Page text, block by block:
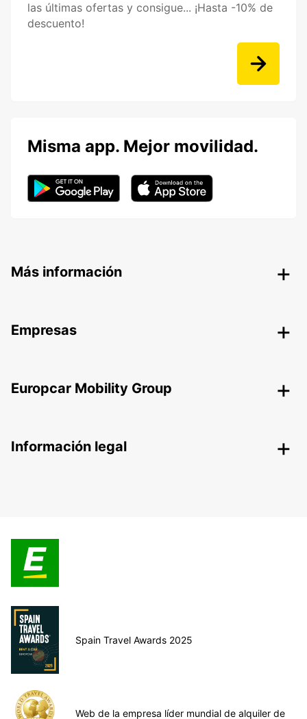
las últimas ofertas y consigue... ¡Hasta -10% de
descuento!
Misma app. Mejor movilidad.
Más información
Empresas
Europcar Mobility Group
Información legal
Spain Travel Awards 2025
Web de la empresa líder mundial de alquiler de